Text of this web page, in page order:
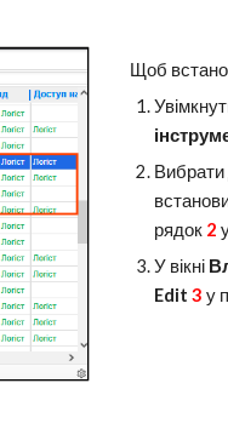
Щоб
Вибрати
рядок 2
У вікні
Edit 3 у